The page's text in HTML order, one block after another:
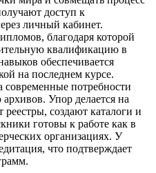
доступ к
личный кабинет.
благодаря которой
квалификацию в
обеспечивается
на последнем курсе.
современные потребности
Упор делается на
создают каталоги и
готовы к работе как в
организациях. У
что подтверждает